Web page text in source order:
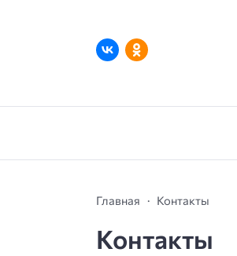
Главная Контакты
Контакты